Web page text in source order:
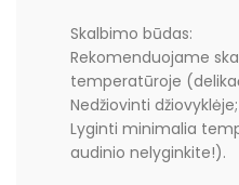
Skalbimo būdas:
Rekomenduojame
temperatūroje
Nedžiovinti džiovyklėje;
Lyginti minimalia
audinio nelyginkite!).